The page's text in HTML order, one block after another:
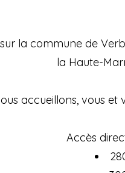
la commune de
la Haute-
accueillons, vous et
Accès